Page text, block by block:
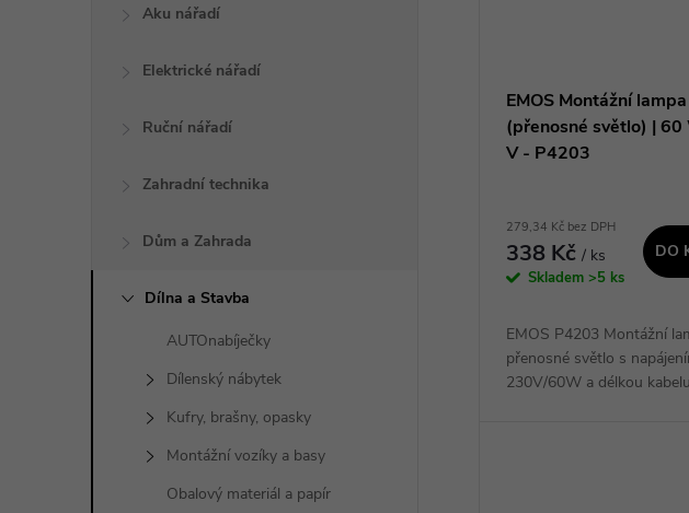
Aku nářadí
Elektrické nářadí
Ruční nářadí
Zahradní technika
Dům a Zahrada
Dílna a Stavba
AUTOnabíječky
Dílenský nábytek
Kufry, brašny, opasky
Montážní vozíky a basy
Obalový materiál a papír
EMOS Montážní lampa
(přenosné světlo) | 60
V - P4203
279,34 Kč bez DPH
338 Kč / ks
Skladem >5 ks
DO
EMOS P4203 Montážní
přenosné světlo s
230V/60W a délkou
Tato lampa je vybavena